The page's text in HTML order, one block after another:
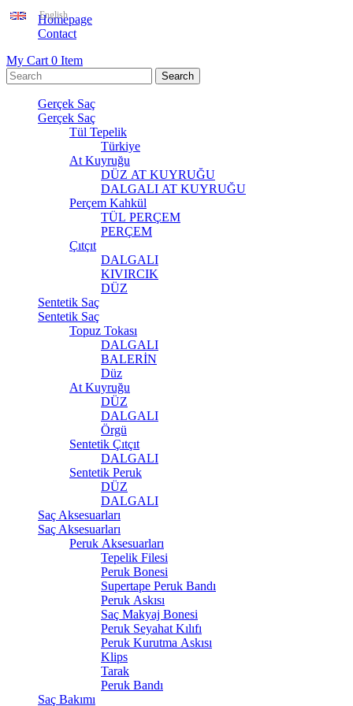
English
Homepage
Contact
My Cart 0 Item
Gerçek Saç
Gerçek Saç
Tül Tepelik
Türkiye
At Kuyruğu
DÜZ AT KUYRUĞU
DALGALI AT KUYRUĞU
Perçem Kahkül
TÜL PERÇEM
PERÇEM
Çıtçıt
DALGALI
KIVIRCIK
DÜZ
Sentetik Saç
Sentetik Saç
Topuz Tokası
DALGALI
BALERİN
Düz
At Kuyruğu
DÜZ
DALGALI
Örgü
Sentetik Çıtçıt
DALGALI
Sentetik Peruk
DÜZ
DALGALI
Saç Aksesuarları
Saç Aksesuarları
Peruk Aksesuarları
Tepelik Filesi
Peruk Bonesi
Supertape Peruk Bandı
Peruk Askısı
Saç Makyaj Bonesi
Peruk Seyahat Kılıfı
Peruk Kurutma Askısı
Klips
Tarak
Peruk Bandı
Saç Bakımı